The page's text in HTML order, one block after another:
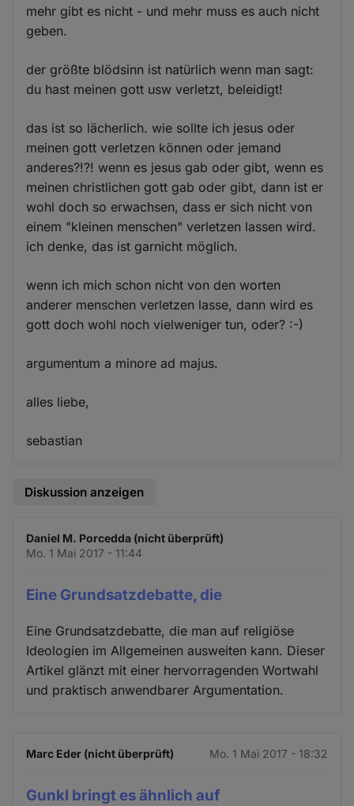
mehr gibt es nicht - und mehr muss es auch nicht
geben.
der größte blödsinn ist natürlich wenn man sagt:
du hast meinen gott usw verletzt, beleidigt!
das ist so lächerlich. wie sollte ich jesus oder
meinen gott verletzen können oder jemand
anderes?!?! wenn es jesus gab oder gibt, wenn es
meinen christlichen gott gab oder gibt, dann ist er
wohl doch so erwachsen, dass er sich nicht von
einem "kleinen menschen" verletzen lassen wird.
ich denke, das ist garnicht möglich.
wenn ich mich schon nicht von den worten
anderer menschen verletzen lasse, dann wird es
gott doch wohl noch vielweniger tun, oder? :-)
argumentum a minore ad majus.
alles liebe,
sebastian
Diskussion anzeigen
Daniel M. Porcedda (nicht überprüft)
Mo. 1 Mai 2017 - 11:44
Eine Grundsatzdebatte, die
Eine Grundsatzdebatte, die man auf religiöse
Ideologien im Allgemeinen ausweiten kann. Dieser
Artikel glänzt mit einer hervorragenden Wortwahl
und praktisch anwendbarer Argumentation.
Marc Eder (nicht überprüft) Mo. 1 Mai 2017 - 18:32
Gunkl bringt es ähnlich auf